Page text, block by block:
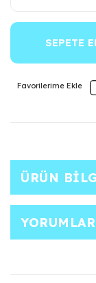
SEPETE
ÜRÜN
YORUMLAR